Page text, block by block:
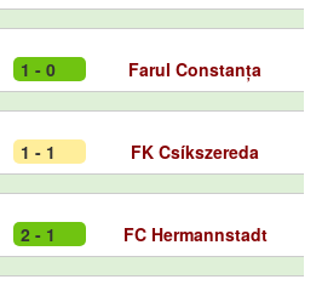
1 - 0 Farul Constanța
1 - 1 FK Csíkszereda
2 - 1 FC Hermannstadt